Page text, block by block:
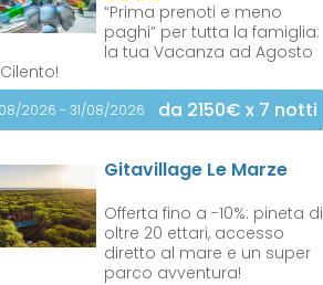
“Prima prenoti e meno
paghi” per tutta la famiglia:
la tua Vacanza ad Agosto
2026 - 31/08/2026 da 2150€ x 7 notti
Gitavillage Le Marze
Offerta fino a -10%: pineta di
oltre 20 ettari, accesso
diretto al mare e un super
parco avventura!